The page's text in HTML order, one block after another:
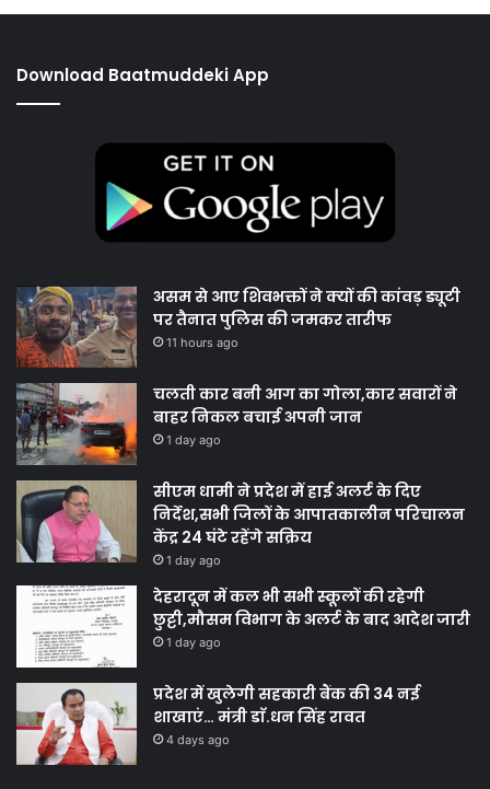
Download Baatmuddeki App
असम से आए शिवभक्तों ने क्यों की कांवड़ ड्यूटी
पर तैनात पुलिस की जमकर तारीफ
11 hours ago
चलती कार बनी आग का गोला,कार सवारों ने
बाहर निकल बचाई अपनी जान
1 day ago
सीएम धामी ने प्रदेश में हाई अलर्ट के दिए
निर्देश,सभी जिलों के आपातकालीन परिचालन
केंद्र 24 घंटे रहेंगे सक्रिय
1 day ago
देहरादून में कल भी सभी स्कूलों की रहेगी
छुट्टी,मौसम विभाग के अलर्ट के बाद आदेश जारी
1 day ago
प्रदेश में खुलेगी सहकारी बैंक की 34 नई
शाखाएं… मंत्री डाॅ.धन सिंह रावत
4 days ago